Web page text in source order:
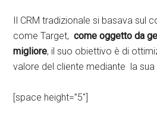
Il CRM tradizionale si basava sul
come Target,come oggetto da
migliore, il suo obiettivo è di
valore del cliente mediante la sua
[space height=”5″]